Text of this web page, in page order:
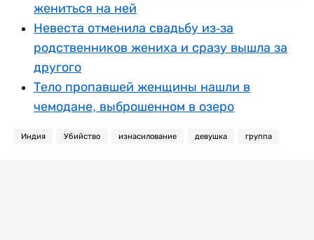
жениться на ней
Невеста отменила свадьбу из-за
родственников жениха и сразу вышла за
другого
Тело пропавшей женщины нашли в
чемодане, выброшенном в озеро
Индия Убийство изнасилование девушка группа